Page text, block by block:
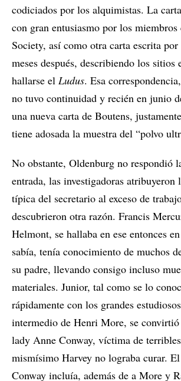
codiciados por los alquimistas. La
con gran entusiasmo por los miembros
Society, así como otra carta escrita
meses después, describiendo los sitios
hallarse el Ludus. Esa
no tuvo continuidad y recién en junio
una nueva carta de Boutens,
tiene adosada la muestra del “polvo
No obstante, Oldenburg no respondió
entrada, las investigadoras atribuyeron
típica del secretario al exceso de
descubrieron otra razón. Francis
Helmont, se hallaba en ese entonces
sabía, tenía conocimiento de muchos
su padre, llevando consigo incluso
materiales. Junior, tal como se lo
rápidamente con los grandes
intermedio de Henri More, se
lady Anne Conway, víctima de
mismísimo Harvey no lograba curar.
Conway incluía, además de a More y